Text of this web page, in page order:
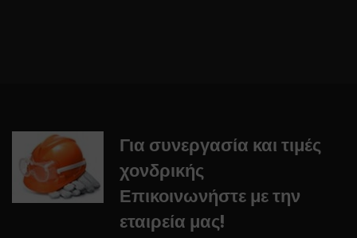
Για συνεργασία και τιμές
χονδρικής
Επικοινωνήστε με την
εταιρεία μας!